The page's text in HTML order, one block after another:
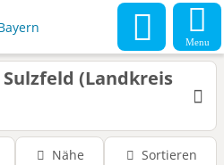
Menu
(Landkreis
Nähe Sortieren